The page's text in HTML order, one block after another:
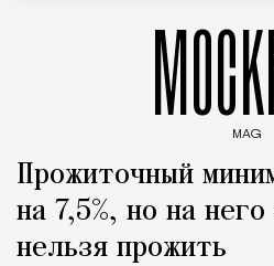
MAG
Прожиточный
на 7,5%, но на
нельзя прожить